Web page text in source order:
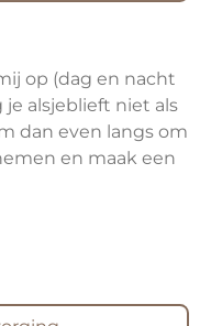
op (dag en nacht
je alsjeblieft niet als
dan even langs om
en maak een